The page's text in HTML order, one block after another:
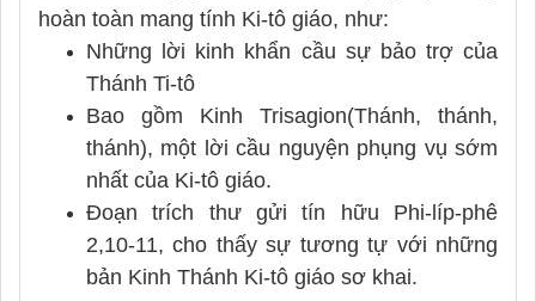
hoàn toàn mang tính Ki-tô giáo, như:
Những lời kinh khẩn cầu sự bảo trợ của
Thánh Ti-tô
Bao gồm Kinh Trisagion(Thánh, thánh,
thánh), một lời cầu nguyện phụng vụ sớm
nhất của Ki-tô giáo.
Đoạn trích thư gửi tín hữu Phi-líp-phê
2,10-11, cho thấy sự tương tự với những
bản Kinh Thánh Ki-tô giáo sơ khai.